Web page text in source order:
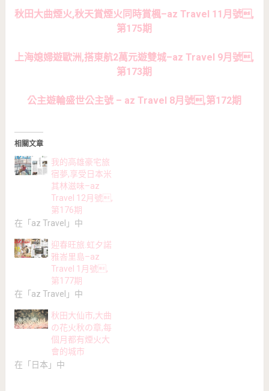
秋田大曲煙火,秋天賞煙火同時賞楓–az Travel 11月號,
第175期
上海媳婦遊歐洲,搭東航2萬元遊雙城–az Travel 9月號,
第173期
公主遊輪盛世公主號 – az Travel 8月號,第172期
相關文章
我的高雄豪宅旅
宿夢,享受日本米
其林滋味–az
Travel 12月號,
第176期
在「az Travel」中
迎春旺旅.虹夕諾
雅峇里島–az
Travel 1月號,
第177期
在「az Travel」中
秋田大仙市,大曲
の花火秋の章,每
個月都有煙火大
會的城市
在「日本」中